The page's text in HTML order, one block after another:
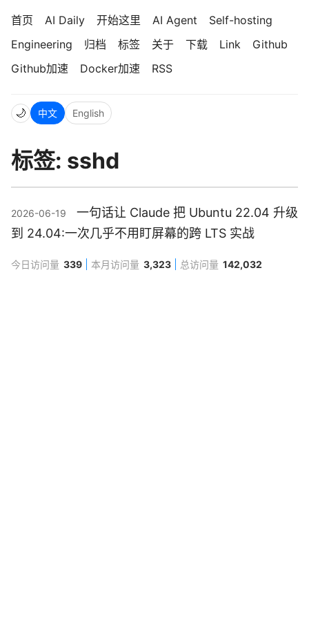
首页 AI Daily 开始这里 AI Agent
Self-hosting
Engineering
归档 标签 关于 下载 Link
Github
Github加速
Docker加速 RSS
🌙 中文 English
标签: sshd
2026-06-19
一句话让 Claude 把 Ubuntu 22.04 升级
到 24.04:一次几乎不用盯屏幕的跨 LTS 实战
今日访问量 339 本月访问量 3,323 总访问量 142,032